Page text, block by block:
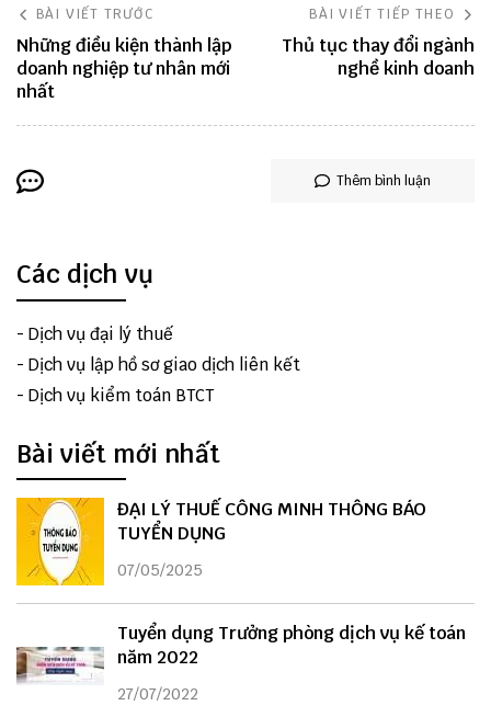
BÀI VIẾT TRƯỚC
Những điều kiện thành lập
doanh nghiệp tư nhân mới
nhất
BÀI VIẾT TIẾP THEO
Thủ tục thay đổi ngành
nghề kinh doanh
Thêm bình luận
Các dịch vụ
- Dịch vụ đại lý thuế
- Dịch vụ lập hồ sơ giao dịch liên kết
- Dịch vụ kiểm toán BTCT
Bài viết mới nhất
ĐẠI LÝ THUẾ CÔNG MINH THÔNG BÁO
TUYỂN DỤNG
07/05/2025
Tuyển dụng Trưởng phòng dịch vụ kế toán
năm 2022
27/07/2022